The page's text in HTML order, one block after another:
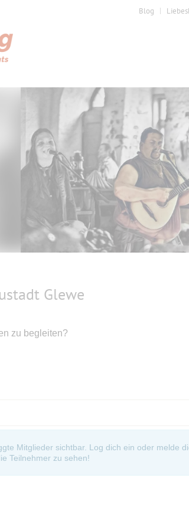
Blog
Glewe
zu begleiten?
Mitglieder sichtbar. Log dich ein oder melde
Teilnehmer zu sehen!